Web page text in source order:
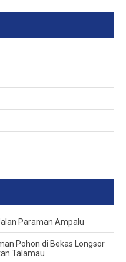
Paraman Ampalu
Pohon di Bekas Longsor
Talamau